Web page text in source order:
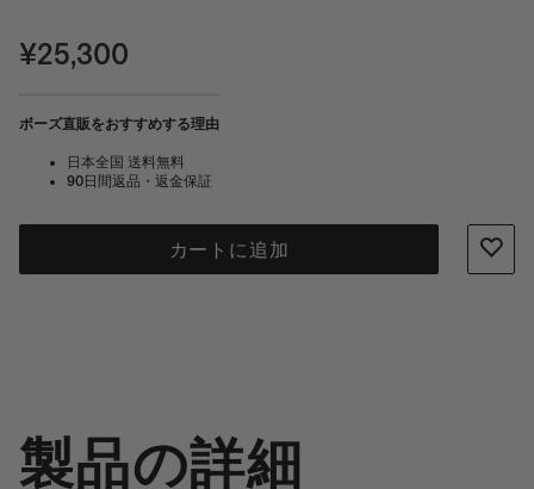
価格:
¥25,300
ボーズ直販をおすすめする理由
日本全国 送料無料
90日間返品・返金保証
カートに追加
製品の詳細